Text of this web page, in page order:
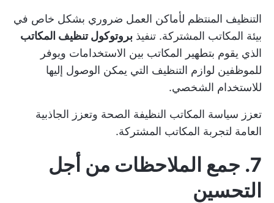
التنظيف المنتظم لأماكن العمل ضروري بشكل خاص في
بيئة المكاتب المشتركة. تنفيذ بروتوكول تنظيف المكاتب
الذي يقوم بتطهير المكاتب بين الاستخدامات ويوفر
للموظفين لوازم التنظيف التي يمكن الوصول إليها
للاستخدام الشخصي.
تعزز سياسة المكاتب النظيفة الصحة وتعزز الجاذبية
العامة لتجربة المكاتب المشتركة.
7. جمع الملاحظات من أجل
التحسين